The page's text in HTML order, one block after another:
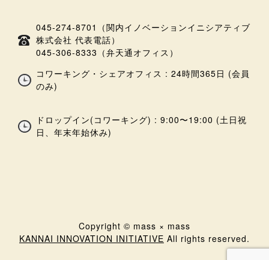
045-274-8701（関内イノベーションイニシアティブ
株式会社 代表電話）
045-306-8333（弁天通オフィス）
コワーキング・シェアオフィス : 24時間365日 (会員
のみ)
ドロップイン(コワーキング) : 9:00〜19:00 (土日祝
日、年末年始休み)
Copyright © mass × mass
KANNAI INNOVATION INITIATIVE All rights reserved.